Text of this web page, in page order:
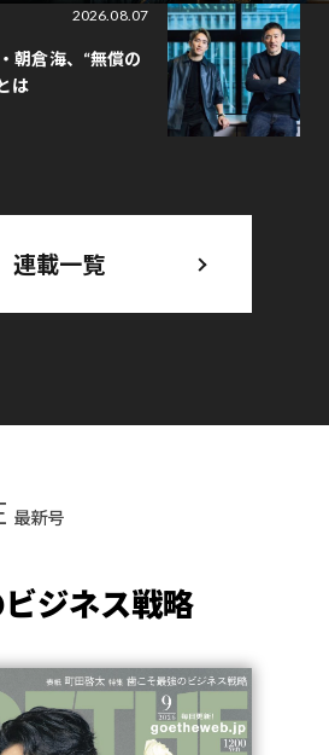
2026.08.07
朝倉海、“無償の
は
連載一覧
最新号
ジネス戦略